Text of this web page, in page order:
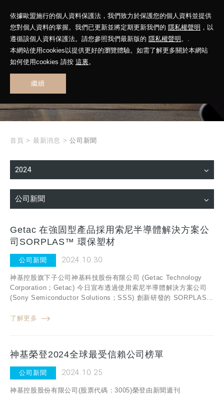
依據歐盟施行的個人資料保護法，我們致力於保護您的個人資料並提供
您對個人資料的掌握。我們已更新並將定期更新我們的 隱私權聲明 ，以
遵循該個人資料保護法。請您參照我們最新版的 隱私權聲明 。.
本網站使用cookies以提供更好的瀏覽體驗。如需了解更多關於本網站
如何使用cookies 請按 這裏。
繼續
WHAT'S NEW
首頁 > 最新消息 > 公司新聞
2024
公司新聞
Getac 在強固型產品採用索尼半導體解決方案公
司SORPLAS™ 環保塑材
公司新聞 2024.10.30
神基控股旗下子公司神基科技股份有限公司 (Getac Technology
Corporation；Getac) 今日宣布透過使用索尼半導體解決方案公司
(Sony Semiconductor Solutions；SSS) 創新研發的 SORPLAS...
了解更多
神基榮登2024全球最受信賴公司榜單
公司新聞 2024.10.25
神基控股股份有限公司(股票代碼：3005)榮登由新聞週刊